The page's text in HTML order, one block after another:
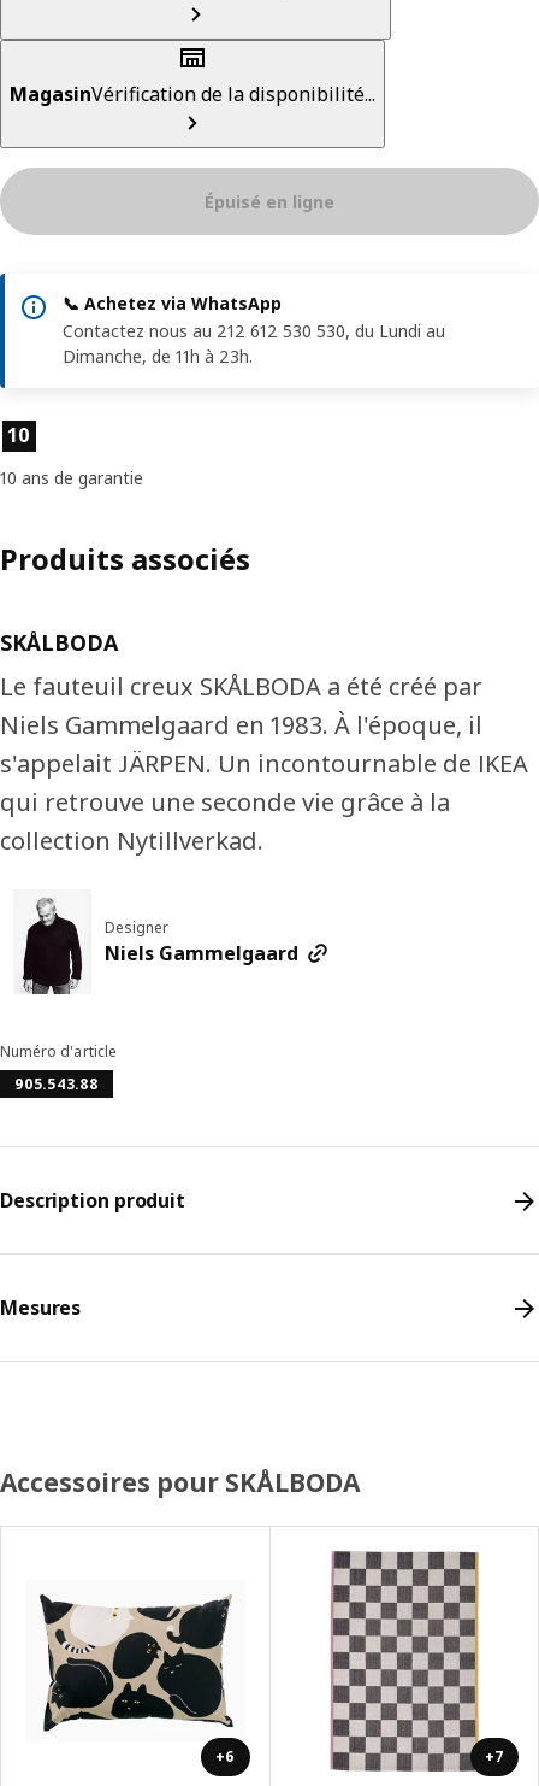
MagasinVérification de la disponibilité...
Épuisé en ligne
📞 Achetez via WhatsApp
Contactez nous au 212 612 530 530, du Lundi au
Dimanche, de 11h à 23h.
Caractéristiques du produit
10
10 ans de garantie
Produits associés
SKÅLBODA
Le fauteuil creux SKÅLBODA a été créé par
Niels Gammelgaard en 1983. À l'époque, il
s'appelait JÄRPEN. Un incontournable de IKEA
qui retrouve une seconde vie grâce à la
collection Nytillverkad.
Designer
Niels Gammelgaard
Numéro d'article
905.543.88
Description produit
Mesures
Accessoires pour SKÅLBODA
+6 +7